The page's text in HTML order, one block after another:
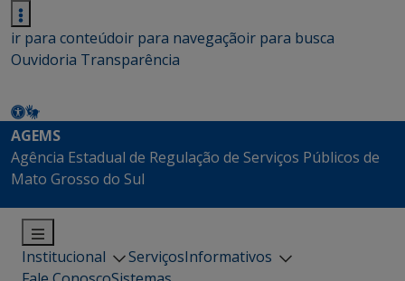
ir para conteúdoir para navegaçãoir para busca
Ouvidoria Transparência
AGEMS
Agência Estadual de Regulação de Serviços Públicos de
Mato Grosso do Sul
Institucional ServiçosInformativos